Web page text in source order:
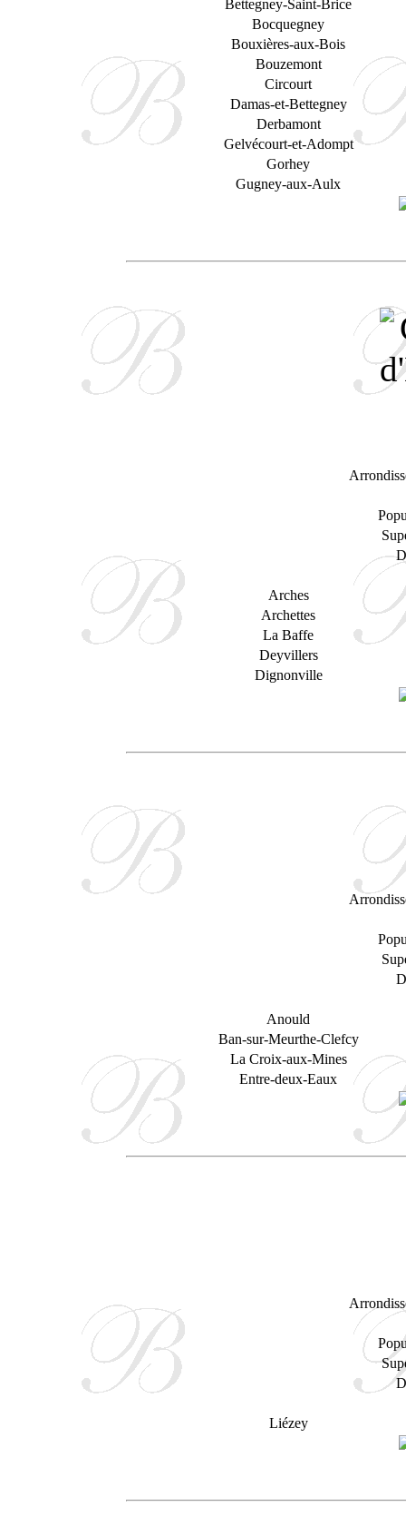
Bettegney-Saint-Brice
Bocquegney
Bouxières-aux-Bois
Bouzemont
Circourt
Damas-et-Bettegney
Derbamont
Gelvécourt-et-Adompt
Gorhey
Gugney-aux-Aulx
Arches
Archettes
La Baffe
Deyvillers
Dignonville
Anould
Ban-sur-Meurthe-Clefcy
La Croix-aux-Mines
Entre-deux-Eaux
Liézey